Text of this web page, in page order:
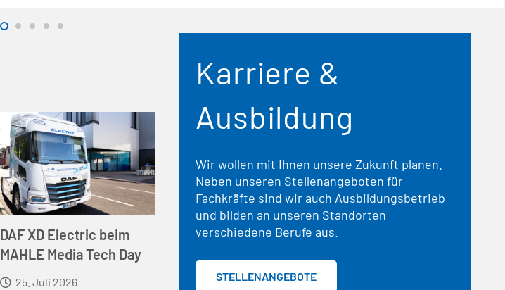
DAF XD Electric beim
MAHLE Media Tech Day
25. Juli 2026
Karriere &
Ausbildung
Wir wollen mit Ihnen unsere Zukunft planen.
Neben unseren Stellenangeboten für
Fachkräfte sind wir auch Ausbildungsbetrieb
und bilden an unseren Standorten
verschiedene Berufe aus.
STELLENANGEBOTE